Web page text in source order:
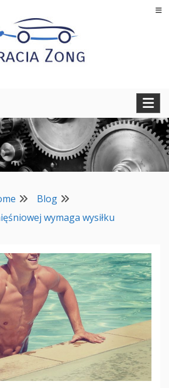
Blog
wymaga wysiłku